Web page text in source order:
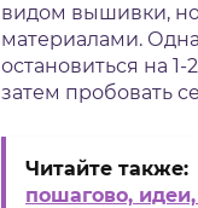
видом вышивки,
материалами.
остановиться на
затем пробовать
Читайте также:
пошагово,